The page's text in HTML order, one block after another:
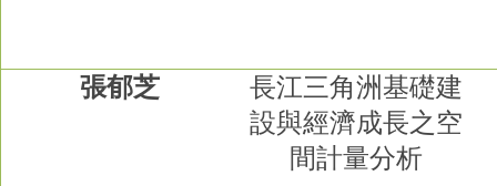
張郁芝
長江三角洲基礎建
設與經濟成長之空
間計量分析